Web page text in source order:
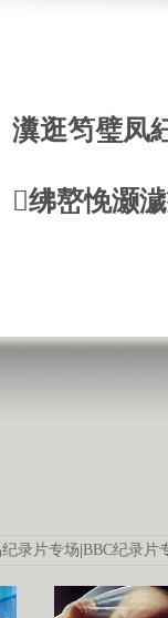
瀵逛笉璧凤
绋嶅悗灏
录片专场 BBC纪录片